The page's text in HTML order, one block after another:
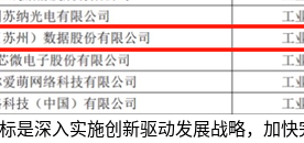
是深入实施创新驱动发展战略，加